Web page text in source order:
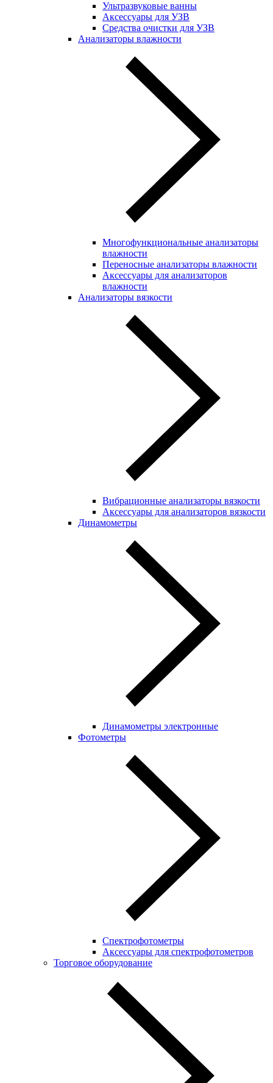
Ультразвуковые ванны
Аксессуары для УЗВ
Средства очистки для УЗВ
Анализаторы влажности
Многофункциональные анализаторы
влажности
Переносные анализаторы влажности
Аксессуары для анализаторов
влажности
Анализаторы вязкости
Вибрационные анализаторы вязкости
Аксессуары для анализаторов вязкости
Динамометры
Динамометры электронные
Фотометры
Спектрофотометры
Аксессуары для спектрофотометров
Торговое оборудование